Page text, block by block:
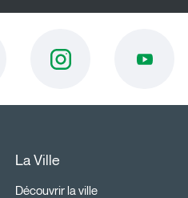
La Ville
Découvrir la ville